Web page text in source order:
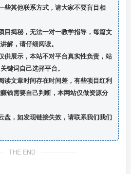
些其他联系方式，请大家不要盲目相
目揭秘，无法一对一教学指导，每篇文
解，请仔细阅读。
供展示，本站不对平台真实性负责，站
键词自己选择平台。
读文章时间存在时间差，有些项目红利
钱需要自己判断，本网站仅做资源分
盘，如发现链接失效，请联系我们我们
THE END